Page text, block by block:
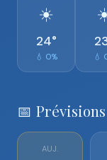
☀️
24°
💧 0% 💧
📅
AUJ.